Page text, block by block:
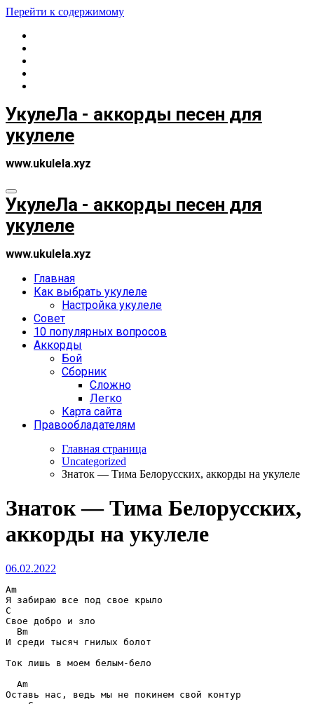
Перейти к содержимому
УкулеЛа - аккорды песен для
укулеле
www.ukulela.xyz
УкулеЛа - аккорды песен для
укулеле
www.ukulela.xyz
Главная
Как выбрать укулеле
Настройка укулеле
Совет
10 популярных вопросов
Аккорды
Бой
Сборник
Сложно
Легко
Карта сайта
Правообладателям
Главная страница
Uncategorized
Знаток — Тима Белорусских, аккорды на укулеле
Знаток — Тима Белорусских,
аккорды на укулеле
06.02.2022
Am
C
  Bm
И среди тысяч гнилых болот
Ток лишь в моем белым-бело
  Am